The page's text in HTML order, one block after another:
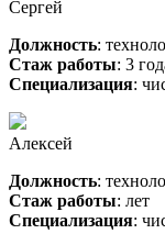
Сергей
Должность:
Стаж работы: 3
Специализация:
Алексей
Должность:
Стаж работы: лет
Специализация: